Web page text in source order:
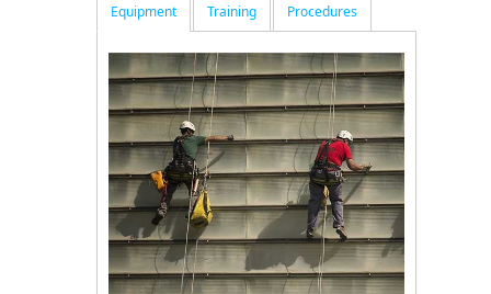
Equipment Training Procedures